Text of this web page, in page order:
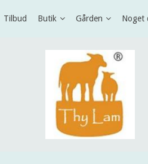
Tilbud Butik Gården Noget